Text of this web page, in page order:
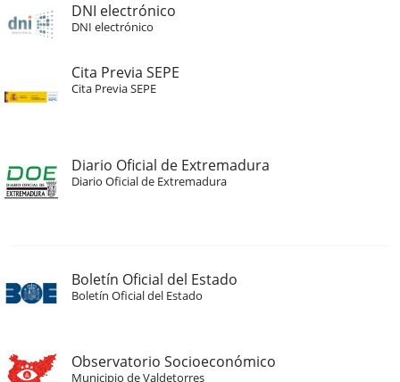
DNI electrónico
DNI electrónico
Cita Previa SEPE
Cita Previa SEPE
Diario Oficial de Extremadura
Diario Oficial de Extremadura
Boletín Oficial del Estado
Boletín Oficial del Estado
Observatorio Socioeconómico
Municipio de Valdetorres